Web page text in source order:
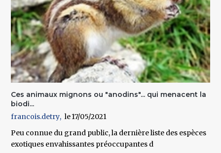
Ces animaux mignons ou "anodins"... qui menacent la
biodi...
francois.detry
17/05/2021
Peu connue du grand public, la dernière liste des espèces
exotiques envahissantes préoccupantes d